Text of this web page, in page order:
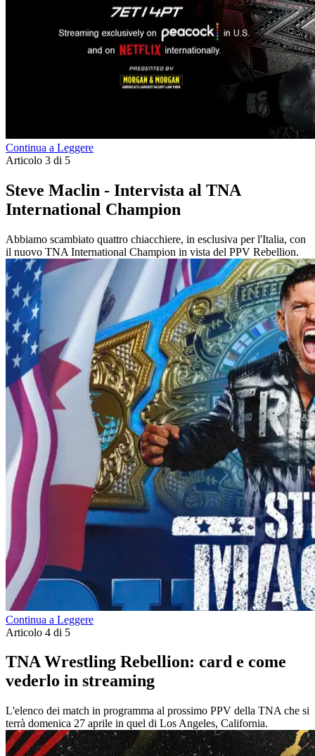
Continua a Leggere
Articolo 3 di 5
Steve Maclin - Intervista al TNA
International Champion
Abbiamo scambiato quattro chiacchiere, in esclusiva per l'Italia, con
il nuovo TNA International Champion in vista del PPV Rebellion.
Continua a Leggere
Articolo 4 di 5
TNA Wrestling Rebellion: card e come
vederlo in streaming
L'elenco dei match in programma al prossimo PPV della TNA che si
terrà domenica 27 aprile in quel di Los Angeles, California.